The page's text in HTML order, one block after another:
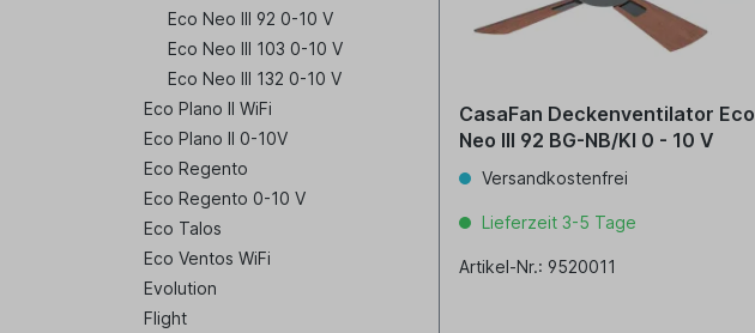
Eco Neo III 92 0-10 V
Eco Neo III 103 0-10 V
Eco Neo III 132 0-10 V
Eco Plano II WiFi
Eco Plano II 0-10V
Eco Regento
Eco Regento 0-10 V
Eco Talos
Eco Ventos WiFi
Evolution
Flight
CasaFan Deckenventilator Eco
Neo III 92 BG-NB/KI 0 - 10 V
Versandkostenfrei
Lieferzeit 3-5 Tage
Artikel-Nr.: 9520011